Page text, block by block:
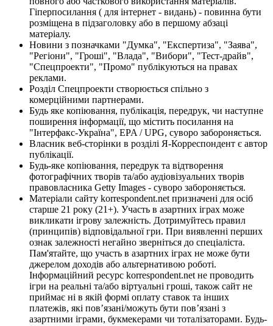
Гіперпосилання ( для інтернет - видань) - повинна бути
розміщена в підзаголовку або в першому абзаці
матеріалу.
Новини з позначками "Думка", "Експертиза", "Заява",
"Регіони", "Гроші", "Влада", "Вибори", "Тест-драйв",
"Спецпроекти", "Промо" публікуються на правах
реклами.
Розділ Спецпроекти створюється спільно з
комерційними партнерами.
Будь яке копіювання, публікація, передрук, чи наступне
поширення інформації, що містить посилання на
"Інтерфакс-Україна", EPA / UPG, суворо забороняється.
Власник веб-сторінки в розділі Я-Корреспондент є автор
публікації.
Будь-яке копіювання, передрук та відтворення
фотографічних творів та/або аудіовізуальних творів
правовласника Getty Images - суворо забороняється.
Матеріали сайту korrespondent.net призначені для осіб
старше 21 року (21+). Участь в азартних іграх може
викликати ігрову залежність. Дотримуйтесь правил
(принципів) відповідальної гри. При виявленні перших
ознак залежності негайно зверніться до спеціаліста.
Пам'ятайте, що участь в азартних іграх не може бути
джерелом доходів або альтернативою роботі.
Інформаційний ресурс korrespondent.net не проводить
ігри на реальні та/або віртуальні гроші, також сайт не
приймає ні в якій формі оплату ставок та інших
платежів, які пов’язані/можуть бути пов’язані з
азартними іграми, букмекерами чи тоталізаторами. Будь-